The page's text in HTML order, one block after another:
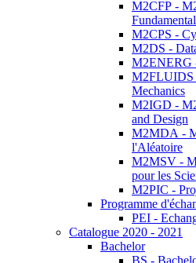
M2CFP -
M2CPS -
M2DS -
M2ENERG
M2FLUIDS
Mechanics
M2IGD -
and Design
M2MDA -
l'Aléatoire
M2MSV -
pour les
M2PIC -
Programme
PEI -
Catalogue 2020 - 2021
Bachelor
BS -